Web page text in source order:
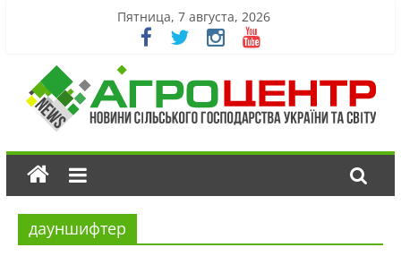
Пятница, 7 августа, 2026
дауншифтер